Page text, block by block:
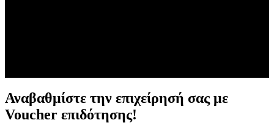
Αναβαθμίστε την επιχείρησή σας με
Voucher επιδότησης!